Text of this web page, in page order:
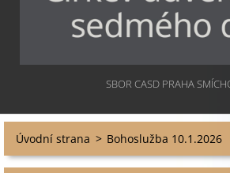
SBOR CASD PRAHA
Úvodní strana > Bohoslužba 10.1.2026